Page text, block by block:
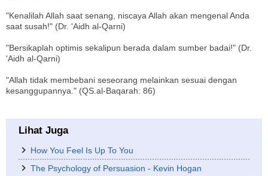
"Kenalilah Allah saat senang, niscaya Allah akan mengenal Anda
saat susah!" (Dr. 'Aidh al-Qarni)
"Bersikaplah optimis sekalipun berada dalam sumber badai!" (Dr.
'Aidh al-Qarni)
"Allah tidak membebani seseorang melainkan sesuai dengan
kesanggupannya." (QS.al-Baqarah: 86)
Lihat Juga
How You Feel Is Up To You
The Psychology of Persuasion - Kevin Hogan